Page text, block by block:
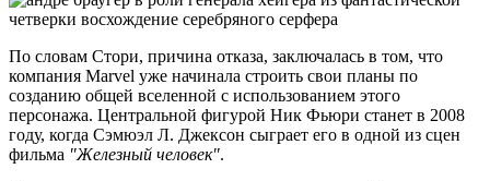
По словам Стори, причина отказа, заключалась в том, что
компания Marvel уже начинала строить свои планы по
созданию общей вселенной с использованием этого
персонажа. Центральной фигурой Ник Фьюри станет в 2008
году, когда Сэмюэл Л. Джексон сыграет его в одной из сцен
фильма "Железный человек".